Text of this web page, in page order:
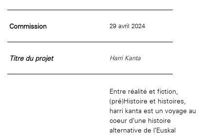
Commission 29 avril 2024
Titre du projet Harri Kanta
Entre réalité et fiction,
(pré)Histoire et histoires,
harri kanta est un voyage au
coeur d’une histoire
alternative de l’Euskal
des artistes(EHPAD)
Salomon de Rothschild
Jardin public de l’Hôtel